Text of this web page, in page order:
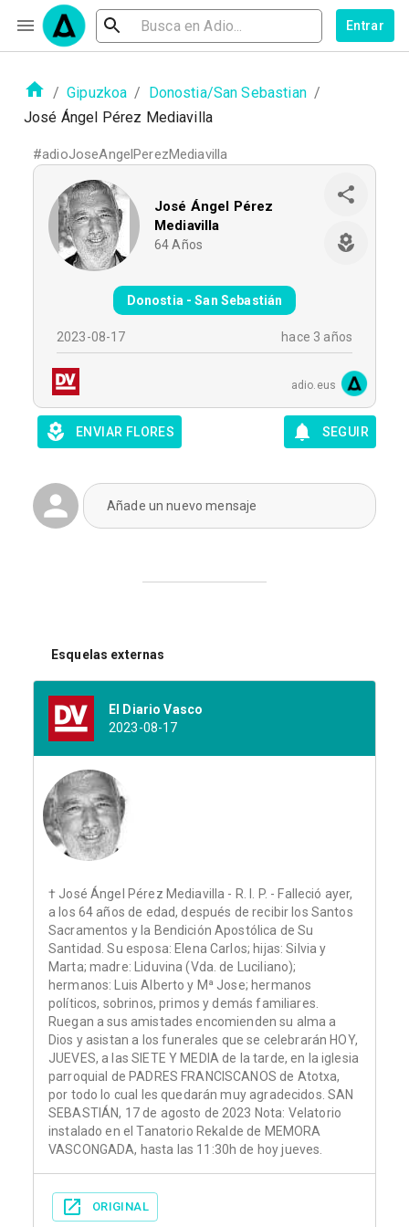
Entrar
/ Gipuzkoa / Donostia/San Sebastian /
José Ángel Pérez Mediavilla
#adioJoseAngelPerezMediavilla
José Ángel Pérez
Mediavilla
64 Años
Donostia - San Sebastián
2023-08-17 hace 3 años
adio.eus
ENVIAR FLORES SEGUIR
Añade un nuevo mensaje
Esquelas externas
El Diario Vasco
2023-08-17
† José Ángel Pérez Mediavilla - R. I. P. - Falleció ayer,
a los 64 años de edad, después de recibir los Santos
Sacramentos y la Bendición Apostólica de Su
Santidad. Su esposa: Elena Carlos; hijas: Silvia y
Marta; madre: Liduvina (Vda. de Luciliano);
hermanos: Luis Alberto y Mª Jose; hermanos
políticos, sobrinos, primos y demás familiares.
Ruegan a sus amistades encomienden su alma a
Dios y asistan a los funerales que se celebrarán HOY,
JUEVES, a las SIETE Y MEDIA de la tarde, en la iglesia
parroquial de PADRES FRANCISCANOS de Atotxa,
por todo lo cual les quedarán muy agradecidos. SAN
SEBASTIÁN, 17 de agosto de 2023 Nota: Velatorio
instalado en el Tanatorio Rekalde de MEMORA
VASCONGADA, hasta las 11:30h de hoy jueves.
ORIGINAL